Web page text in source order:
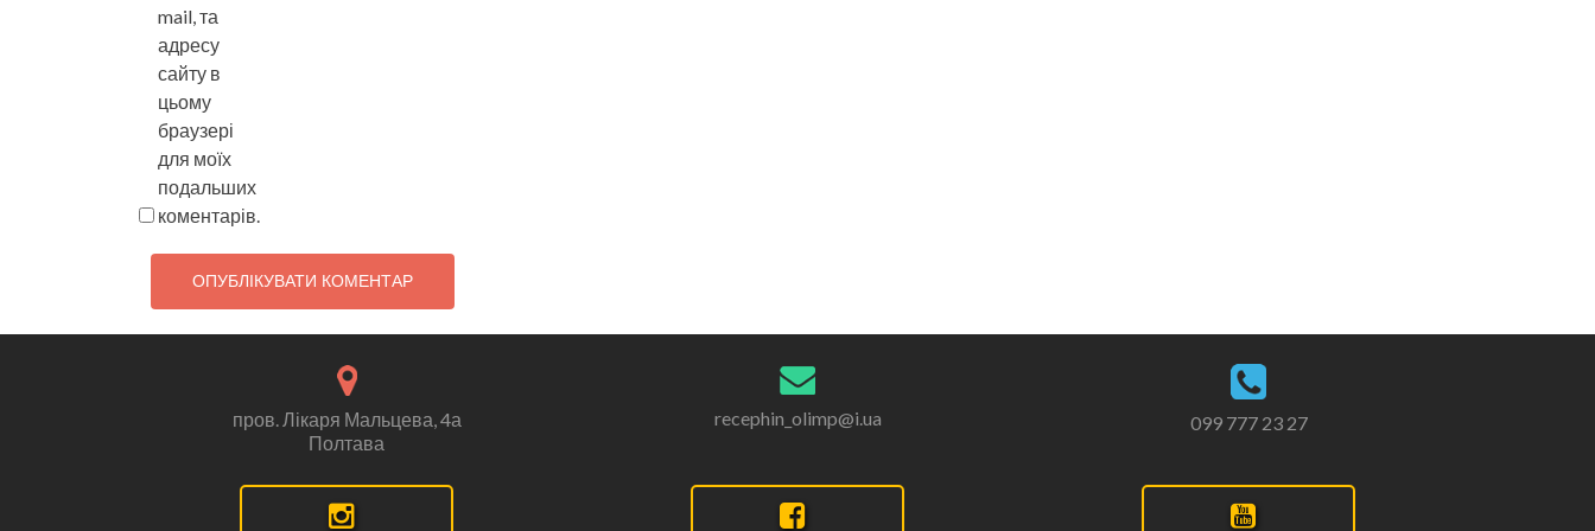
mail, та
адресу
сайту в
цьому
браузері
для моїх
подальших
коментарів.
пров. Лікаря Мальцева, 4а
Полтава
recephin_olimp@i.ua 099 777 23 27